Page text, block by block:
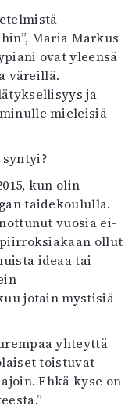
Maria Markus
ovat yleensä
väreillä.
ja
mieleisiä
kun olin
taidekoululla.
vuosia ei-
ollut
ideaa tai
jotain mystisiä
yhteyttä
toistuvat
Ehkä kyse on